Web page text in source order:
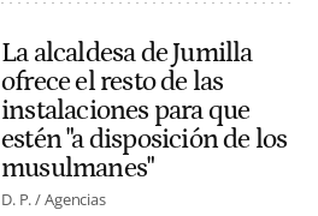
La alcaldesa de Jumilla
ofrece el resto de las
instalaciones para que
estén "a disposición de los
musulmanes"
D. P. / Agencias